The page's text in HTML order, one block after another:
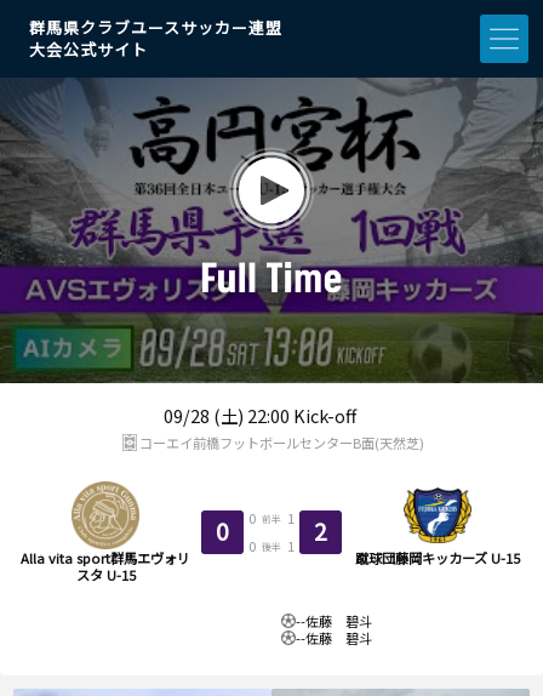
群馬県クラブユースサッカー連盟
大会公式サイト
09/28 (土) 22:00 Kick-off
Alla vita sport群馬エヴォリ
スタ U-15
0 0 前半
1
0 後半 1 2
蹴球団藤岡キッカーズ U-15
--佐藤 碧斗
--佐藤 碧斗
コーエイ前橋フットボールセンターB面(天然芝)